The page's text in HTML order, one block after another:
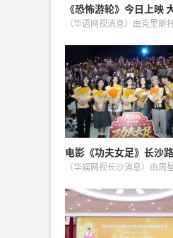
《恐怖游轮》今日上映
见循环真相
（华语网视消息）由克里斯
悬疑电影《恐怖游轮》今日
上映。这部被全球影迷奉为
环题材鼻祖”的作品，自
电影《功夫女足》长沙
走心分享 跨代际热爱点
这团火”
（华娱网视长沙消息）由周
兴领衔主演，刘嘉玲、佐藤
演，艾米、雪野、蔡思贝、
倪好特别介绍的喜剧电影《
足》...